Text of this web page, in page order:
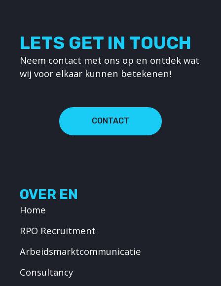
LETS GET IN TOUCH
Neem contact met ons op en ontdek wat
wij voor elkaar kunnen betekenen!
CONTACT
OVER EN
Home
RPO Recruitment
Arbeidsmarktcommunicatie
Consultancy